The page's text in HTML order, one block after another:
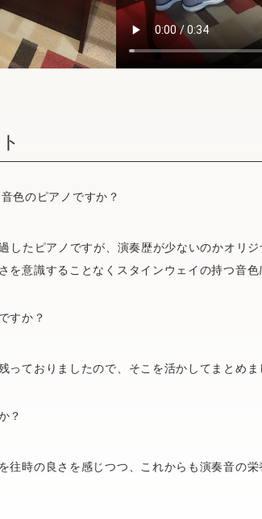
色のピアノですか？
したピアノですが、演奏歴が少ないのかオリ
を意識することなくスタインウェイの持つ音色
すか？
っておりましたので、そこを活かしてまとめま
？
往時の良さを感じつつ、これからも演奏音の